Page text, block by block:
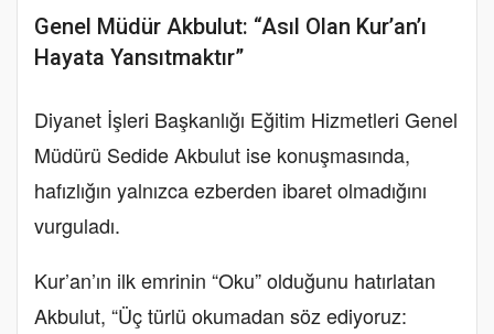
Genel Müdür Akbulut: “Asıl Olan Kur’an’ı
Hayata Yansıtmaktır”
Diyanet İşleri Başkanlığı Eğitim Hizmetleri Genel
Müdürü Sedide Akbulut ise konuşmasında,
hafızlığın yalnızca ezberden ibaret olmadığını
vurguladı.
Kur’an’ın ilk emrinin “Oku” olduğunu hatırlatan
Akbulut, “Üç türlü okumadan söz ediyoruz: